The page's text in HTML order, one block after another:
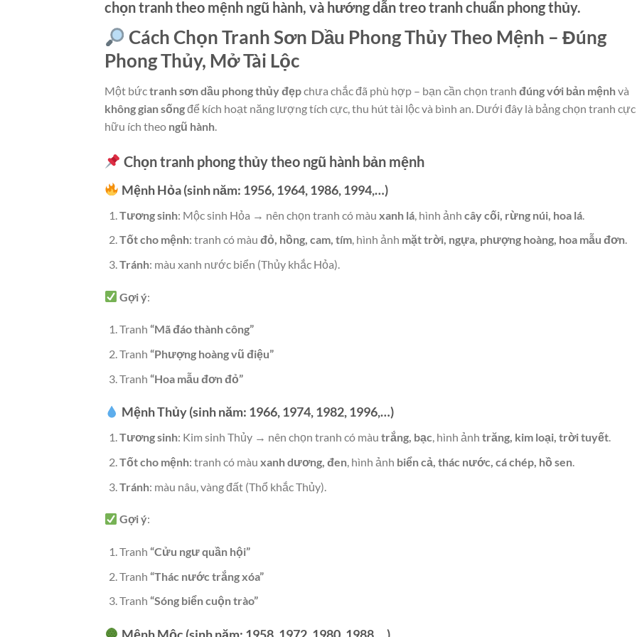
chọn tranh theo mệnh ngũ hành, và hướng dẫn treo tranh chuẩn phong thủy.
Cách Chọn Tranh Sơn Dầu Phong Thủy Theo Mệnh – Đúng
Phong Thủy, Mở Tài Lộc
Một bứctranh sơn dầu phong thủy đẹpchưa chắc đã phù hợp – bạn cần chọn tranh đúng với bản mệnhvà
không gian sốngđể kích hoạt năng lượng tích cực, thu hút tài lộc và bình an. Dưới đây là bảng chọn tranh
hữu ích theo ngũ hành.
Chọn tranh phong thủy theo ngũ hành bản mệnh
Mệnh Hỏa (sinh năm: 1956, 1964, 1986, 1994,…)
Tương sinh: Mộc sinh Hỏa → nên chọn tranh có màu xanh lá, hình ảnh cây cối, rừng núi, hoa lá.
Tốt cho mệnh: tranh có màu đỏ, hồng, cam, tím, hình ảnh mặt trời, ngựa, phượng hoàng, hoa mẫu đơn.
Tránh: màu xanh nước biển (Thủy khắc Hỏa).
Gợi ý:
Tranh “Mã đáo thành công”
Tranh “Phượng hoàng vũ điệu”
Tranh “Hoa mẫu đơn đỏ”
Mệnh Thủy (sinh năm: 1966, 1974, 1982, 1996,…)
Tương sinh: Kim sinh Thủy → nên chọn tranh có màu trắng, bạc, hình ảnh trăng, kim loại, trời tuyết.
Tốt cho mệnh: tranh có màu xanh dương, đen, hình ảnh biển cả, thác nước, cá chép, hồ sen.
Tránh: màu nâu, vàng đất (Thổ khắc Thủy).
Gợi ý:
Tranh “Cửu ngư quần hội”
Tranh “Thác nước trắng xóa”
Tranh “Sóng biển cuộn trào”